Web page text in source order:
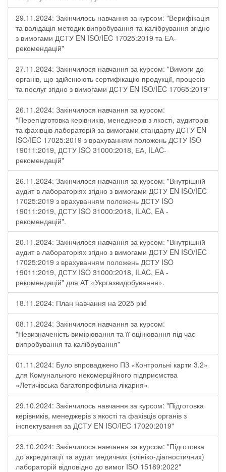
29.11.2024: Закінчилось навчання за курсом: "Верифікація
та валідація методик випробування та калібрування згідно
з вимогами ДСТУ EN ISO/IEC 17025:2019 та ЕА-
рекомендацій"
27.11.2024: Закінчилося навчання за курсом: "Вимоги до
органів, що здійснюють сертифікацію продукції, процесів
та послуг згідно з вимогами ДСТУ EN ISO/IEC 17065:2019"
26.11.2024: Закінчилося навчання за курсом:
"Перепідготовка керівників, менеджерів з якості, аудиторів
та фахівців лабораторій за вимогами стандарту ДСТУ EN
ISO/IEC 17025:2019 з врахуванням положень ДСТУ ISO
19011:2019, ДСТУ ISO 31000:2018, ЕА, ILAC-
рекомендацій"
26.11.2024: Закінчилося навчання за курсом: "Внутрішній
аудит в лабораторіях згідно з вимогами ДСТУ EN ISO/IEC
17025:2019 з врахуванням положень ДСТУ ISO
19011:2019, ДСТУ ISO 31000:2018, ILAC, EA -
рекомендацій".
20.11.2024: Закінчилося навчання за курсом: "Внутрішній
аудит в лабораторіях згідно з вимогами ДСТУ EN ISO/IEC
17025:2019 з врахуванням положень ДСТУ ISO
19011:2019, ДСТУ ISO 31000:2018, ILAC, EA -
рекомендацій" для АТ «Укргазвидобування».
18.11.2024: План навчання на 2025 рік!
08.11.2024: Закінчилося навчання за курсом:
"Невизначеність вимірювання та її оцінювання під час
випробування та калібрування"
01.11.2024: Було впроваджено ПЗ «Контрольні карти 3.2»
для Комунального некомерційного підприємства
«Летичівська багатопрофільна лікарня»
29.10.2024: Закінчилось навчання за курсом: "Підготовка
керівників, менеджерів з якості та фахівців органів з
інспектування за ДСТУ EN ISO/IEC 17020:2019"
23.10.2024: Закінчилося навчання за курсом: "Підготовка
до акредитації та аудит медичних (клініко-діагностичних)
лабораторій відповідно до вимог ISO 15189:2022"